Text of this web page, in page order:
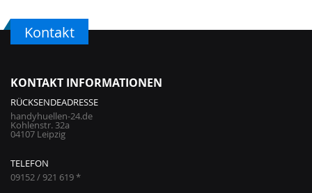
Kontakt
KONTAKT INFORMATIONEN
RÜCKSENDEADRESSE
handyhuellen-24.de
Kohlenstr. 32a
04107 Leipzig
TELEFON
09152 / 921 619 *